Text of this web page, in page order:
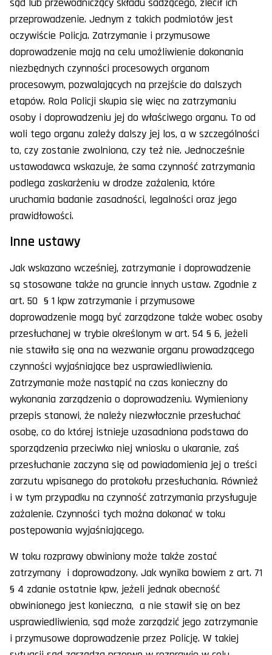
sąd lub przewodniczący składu sadzącego, zlecił ich
przeprowadzenie. Jednym z takich podmiotów jest
oczywiście Policja. Zatrzymanie i przymusowe
doprowadzenie mają na celu umożliwienie dokonania
niezbędnych czynności procesowych organom
procesowym, pozwalających na przejście do dalszych
etapów. Rola Policji skupia się więc na zatrzymaniu
osoby i doprowadzeniu jej do właściwego organu. To od
woli tego organu zależy dalszy jej los, a w szczególności
to, czy zostanie zwolniona, czy też nie. Jednocześnie
ustawodawca wskazuje, że sama czynność zatrzymania
podlega zaskarżeniu w drodze zażalenia, które
uruchamia badanie zasadności, legalności oraz jego
prawidłowości.
Inne ustawy
Jak wskazano wcześniej, zatrzymanie i doprowadzenie
są stosowane także na gruncie innych ustaw. Zgodnie z
art. 50 § 1 kpw zatrzymanie i przymusowe
doprowadzenie mogą być zarządzone także wobec osoby
przesłuchanej w trybie określonym w art. 54 § 6, jeżeli
nie stawiła się ona na wezwanie organu prowadzącego
czynności wyjaśniające bez usprawiedliwienia.
Zatrzymanie może nastąpić na czas konieczny do
wykonania zarządzenia o doprowadzeniu. Wymieniony
przepis stanowi, że należy niezwłocznie przesłuchać
osobę, co do której istnieje uzasadniona podstawa do
sporządzenia przeciwko niej wniosku o ukaranie, zaś
przesłuchanie zaczyna się od powiadomienia jej o treści
zarzutu wpisanego do protokołu przesłuchania. Również
i w tym przypadku na czynność zatrzymania przysługuje
zażalenie. Czynności tych można dokonać w toku
postępowania wyjaśniającego.
W toku rozprawy obwiniony może także zostać
zatrzymany i doprowadzony. Jak wynika bowiem z art. 71
§ 4 zdanie ostatnie kpw, jeżeli jednak obecność
obwinionego jest konieczna, a nie stawił się on bez
usprawiedliwienia, sąd może zarządzić jego zatrzymanie
i przymusowe doprowadzenie przez Policję. W takiej